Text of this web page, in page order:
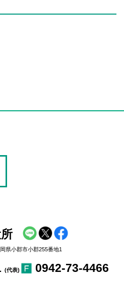
県小郡市小郡255番地1
(代表) 0942-73-4466